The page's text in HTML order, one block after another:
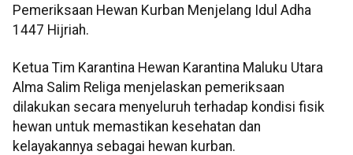
Pemeriksaan Hewan Kurban Menjelang Idul Adha
1447 Hijriah.
Ketua Tim Karantina Hewan Karantina Maluku Utara
Alma Salim Religa menjelaskan pemeriksaan
dilakukan secara menyeluruh terhadap kondisi fisik
hewan untuk memastikan kesehatan dan
kelayakannya sebagai hewan kurban.